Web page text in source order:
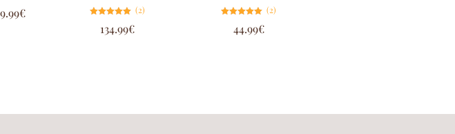
€
5.00
sur 5
(2)
134.99€
5.00
sur 5
(2)
44.99€